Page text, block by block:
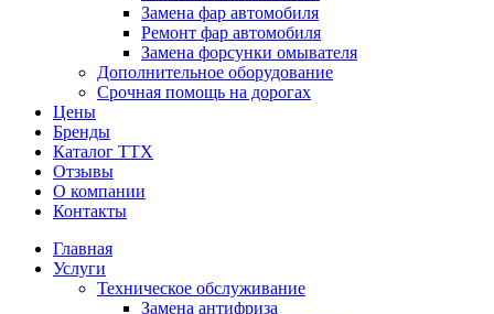
Замена фар автомобиля
Ремонт фар автомобиля
Замена форсунки омывателя
Дополнительное оборудование
Срочная помощь на дорогах
Цены
Бренды
Каталог ТТХ
Отзывы
О компании
Контакты
Главная
Услуги
Техническое обслуживание
Замена антифриза